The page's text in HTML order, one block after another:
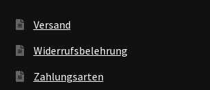
Versand
Widerrufsbelehrung
Zahlungsarten